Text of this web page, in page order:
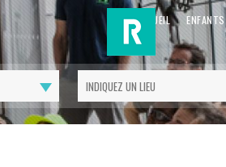
ACCUEIL ENFANTS